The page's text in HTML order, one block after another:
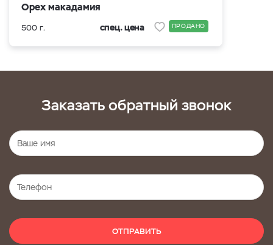
Орех макадамия
500 г. спец. цена ПРОДАНО
Заказать обратный звонок
ОТПРАВИТЬ